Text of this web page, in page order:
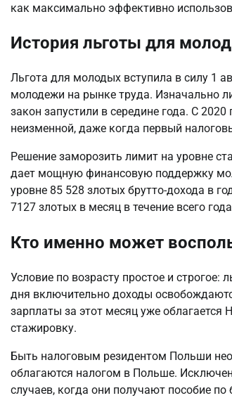
как максимально эффективно
История льготы для
Льгота для молодых вступила в силу 1
молодежи на рынке труда. Изначально
закон запустили в середине года. С
неизменной, даже когда первый
Решение заморозить лимит на уровне
дает мощную финансовую поддержку
уровне 85 528 злотых брутто-дохода в
7127 злотых в месяц в течение всего
Кто именно может
Условие по возрасту простое и строгое:
дня включительно доходы
зарплаты за этот месяц уже
стажировку.
Быть налоговым резидентом Польши
облагаются налогом в Польше.
случаев, когда они получают пособие